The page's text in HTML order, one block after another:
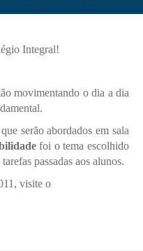
Integral!
movimentando o dia a dia
serão abordados em sala
foi o tema escolhido
passadas aos alunos.
visite o